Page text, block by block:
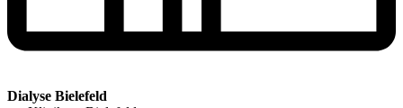
Dialyse Bielefeld